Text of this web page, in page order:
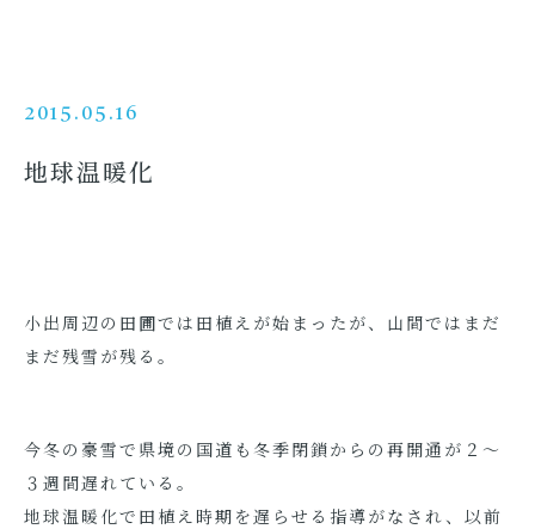
2015.05.16
地球温暖化
小出周辺の田圃では田植えが始まったが、山間ではまだ
まだ残雪が残る。
今冬の豪雪で県境の国道も冬季閉鎖からの再開通が２～
３週間遅れている。
地球温暖化で田植え時期を遅らせる指導がなされ、以前